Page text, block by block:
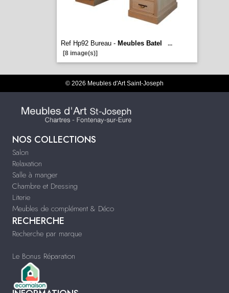
Ref Hp92 Bureau - Meubles Batel
...
[8 image(s)]
© 2026 Meubles d'Art Saint-Joseph
NOS COLLECTIONS
Salon
Relaxation
Salle à manger
Chambre et Dressing
Literie
Meubles de complément & Déco
RECHERCHE
Recherche par marque
Le Bonus Réparation